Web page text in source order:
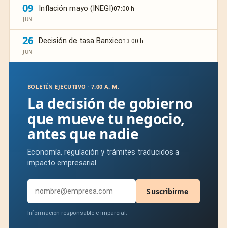
09
JUN
Inflación mayo (INEGI)07:00 h
26
JUN
Decisión de tasa Banxico13:00 h
BOLETÍN EJECUTIVO · 7:00 A. M.
La decisión de gobierno
que mueve tu negocio,
antes que nadie
Economía, regulación y trámites traducidos a
impacto empresarial.
Suscribirme
Información responsable e imparcial.